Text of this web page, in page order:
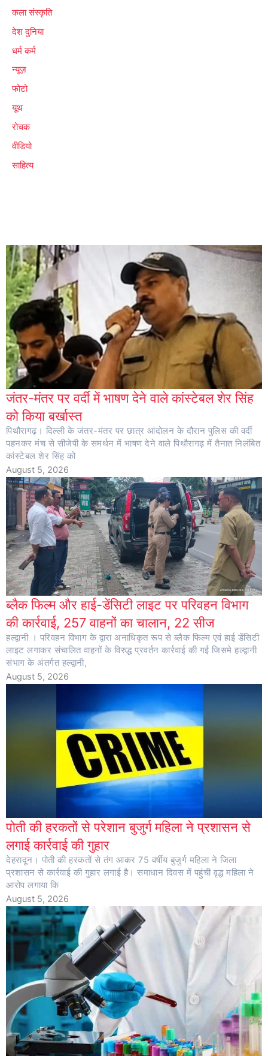
कला संस्कृति
देश दुनिया
धर्म कर्म
न्यूज़
फोटो
यूथ
रोचक
वीडियो
साहित्य
जंतर-मंतर पर वर्दी में भाषण देने वाले कांस्टेबल शेर सिंह
को किया बर्खास्त
पिथौरागढ़। दिल्ली के जंतर-मंतर पर छात्र आंदोलन के दौरान पुलिस की वर्दी
पहनकर मंच से सीजेपी के समर्थन में भाषण देने वाले पिथौरागढ़ में तैनात निलंबित
कांस्टेबल शेर सिंह को
August 5, 2026
ब्लैक फिल्म और हाई-डेंसिटी लाइट पर परिवहन विभाग
की कार्रवाई, 257 वाहनों का चालान, 22 सीज
हल्द्वानी । परिवहन विभाग के द्वारा अनाधिकृत रूप से ब्लैक फिल्म एवं हाई डेंसिटी
लाइट लगाकर संचालित वाहनों के विरुद्ध प्रवर्तन कार्रवाई की गई जिसमे हल्द्वानी
संभाग के अंतर्गत हल्द्वानी,
August 5, 2026
पोती की हरकतों से परेशान बुजुर्ग महिला ने प्रशासन से
लगाई कार्रवाई की गुहार
देहरादून। पोती की हरकतों से तंग आकर 75 वर्षीय बुजुर्ग महिला ने जिला
प्रशासन से कार्रवाई की गुहार लगाई है। समाधान दिवस में पहुंची वृद्ध महिला ने
आरोप लगाया कि
August 5, 2026